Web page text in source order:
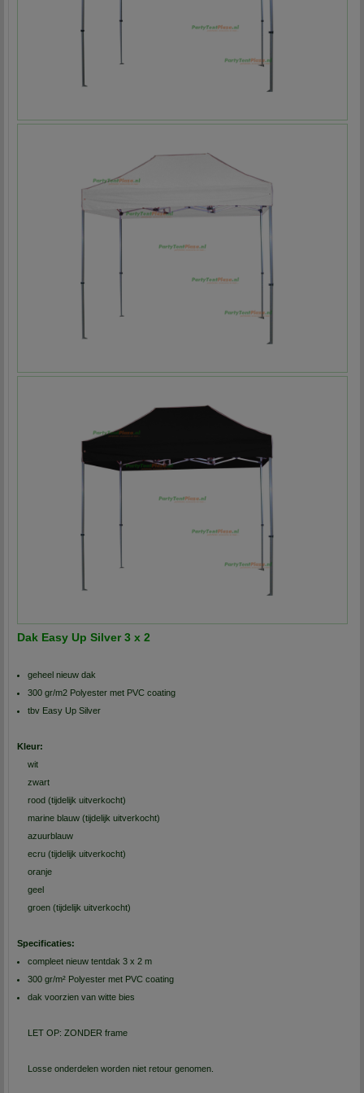
Dak Easy Up Silver 3 x 2
geheel nieuw dak
300 gr/m2 Polyester met PVC coating
tbv Easy Up Silver
Kleur:
wit
zwart
rood (tijdelijk uitverkocht)
marine blauw (tijdelijk uitverkocht)
azuurblauw
ecru (tijdelijk uitverkocht)
oranje
geel
groen (tijdelijk uitverkocht)
Specificaties:
compleet nieuw tentdak 3 x 2 m
300 gr/m² Polyester met PVC coating
dak voorzien van witte bies
LET OP: ZONDER frame
Losse onderdelen worden niet retour genomen.